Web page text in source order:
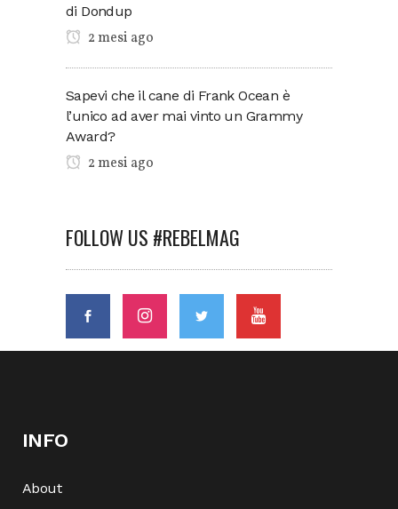
di Dondup
2 mesi ago
Sapevi che il cane di Frank Ocean è
l’unico ad aver mai vinto un Grammy
Award?
2 mesi ago
FOLLOW US #REBELMAG
INFO
About